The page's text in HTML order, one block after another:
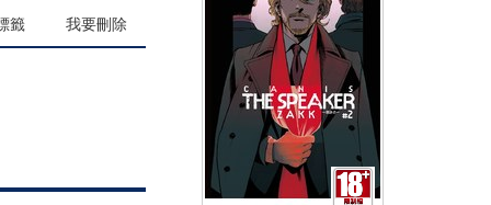
籤 我要刪除